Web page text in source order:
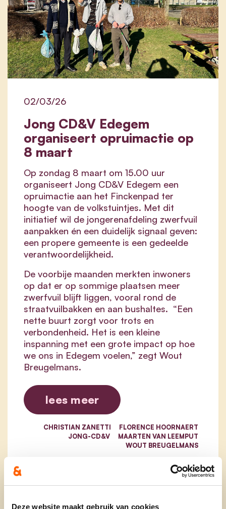
Deze website maakt gebruik van cookies
Jong CD&V Edegem
organiseert opruimactie op
8 maart
02/03/26
Op zondag 8 maart om 15.00 uur
organiseert Jong CD&V Edegem een
opruimactie aan het Finckenpad ter
hoogte van de volkstuintjes. Met dit
initiatief wil de jongerenafdeling zwerfvuil
aanpakken én een duidelijk signaal geven:
een propere gemeente is een gedeelde
verantwoordelijkheid.
De voorbije maanden merkten inwoners
op dat er op sommige plaatsen meer
zwerfvuil blijft liggen, vooral rond de
straatvuilbakken en aan bushaltes. “Een
nette buurt zorgt voor trots en
verbondenheid. Het is een kleine
inspanning met een grote impact op hoe
we ons in Edegem voelen,” zegt Wout
Breugelmans.
lees meer
CHRISTIAN ZANETTI
FLORENCE HOORNAERT
JONG-CD&V
MAARTEN VAN LEEMPUT
WOUT BREUGELMANS